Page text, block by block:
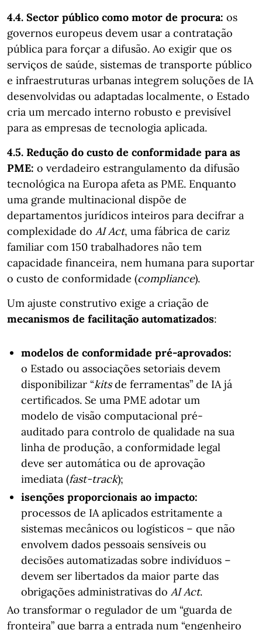
4.4. Sector público como motor de procura: os
governos europeus devem usar a contratação
pública para forçar a difusão. Ao exigir que os
serviços de saúde, sistemas de transporte público
e infraestruturas urbanas integrem soluções de IA
desenvolvidas ou adaptadas localmente, o Estado
cria um mercado interno robusto e previsível
para as empresas de tecnologia aplicada.
4.5. Redução do custo de conformidade para as
PME: o verdadeiro estrangulamento da difusão
tecnológica na Europa afeta as PME. Enquanto
uma grande multinacional dispõe de
departamentos jurídicos inteiros para decifrar a
complexidade do AI Act, uma fábrica de cariz
familiar com 150 trabalhadores não tem
capacidade financeira, nem humana para suportar
o custo de conformidade (compliance).
Um ajuste construtivo exige a criação de
mecanismos de facilitação automatizados:
modelos de conformidade pré-aprovados:
o Estado ou associações setoriais devem
disponibilizar “kitsde ferramentas” de IA já
certificados. Se uma PME adotar um
modelo de visão computacional pré-
auditado para controlo de qualidade na sua
linha de produção, a conformidade legal
deve ser automática ou de aprovação
imediata (fast-track);
isenções proporcionais ao impacto:
processos de IA aplicados estritamente a
sistemas mecânicos ou logísticos – que não
envolvem dados pessoais sensíveis ou
decisões automatizadas sobre indivíduos –
devem ser libertados da maior parte das
obrigações administrativas do AI Act.
Ao transformar o regulador de um “guarda de
fronteira” que barra a entrada num “engenheiro